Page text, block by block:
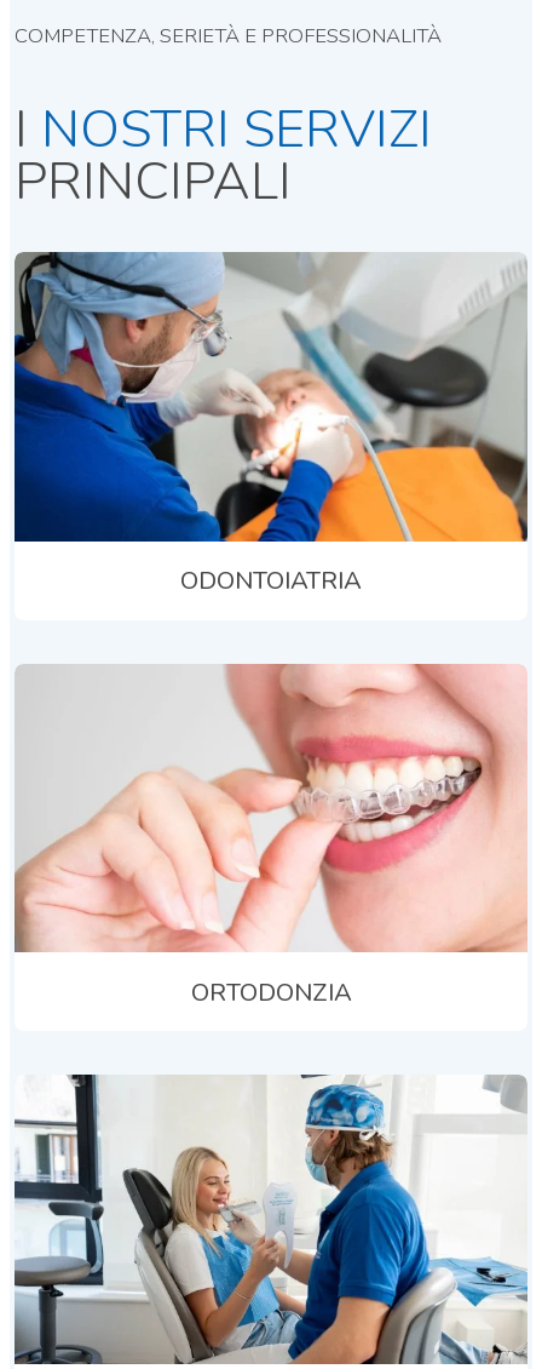
COMPETENZA, SERIETÀ E PROFESSIONALITÀ
I NOSTRI SERVIZI
PRINCIPALI
ODONTOIATRIA
ORTODONZIA